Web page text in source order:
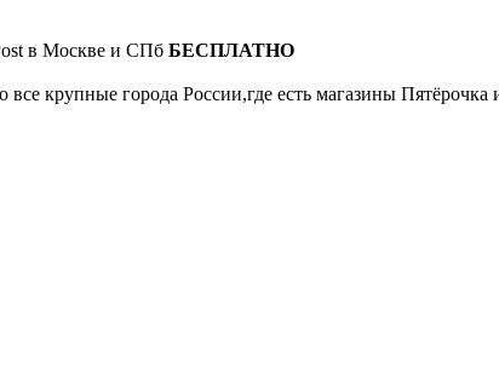
в Москве и СПб БЕСПЛАТНО
крупные города России,где есть магазины Пятёрочка